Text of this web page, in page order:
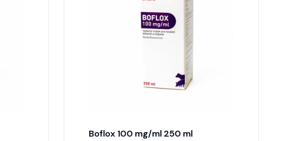
Boflox 100 mg/ml 250 ml